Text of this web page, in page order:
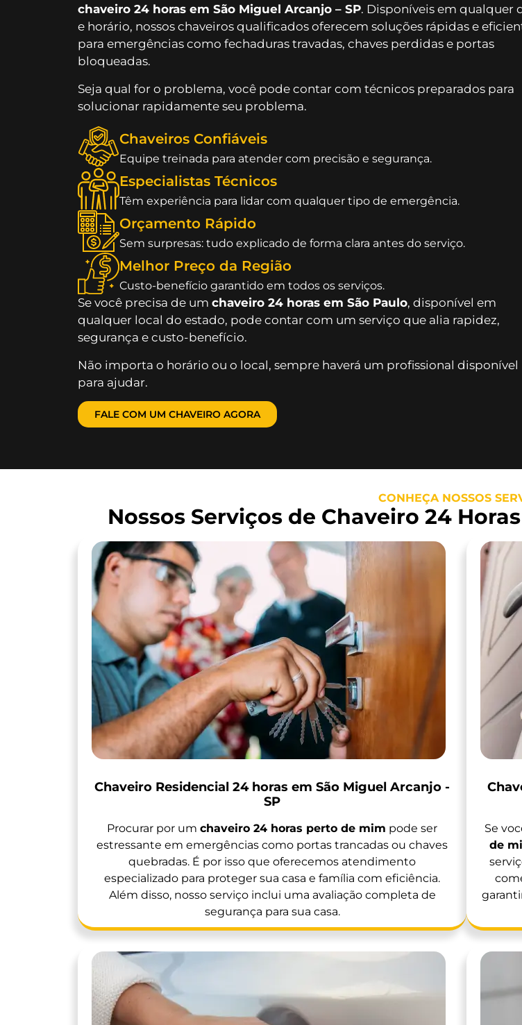
chaveiro 24 horas em São Miguel Arcanjo – SP. Disponíveis em qualquer
e horário, nossos chaveiros qualificados oferecem soluções rápidas e
para emergências como fechaduras travadas, chaves perdidas e portas
bloqueadas.
Seja qual for o problema, você pode contar com técnicos preparados para
solucionar rapidamente seu problema.
Chaveiros Confiáveis
Equipe treinada para atender com precisão e segurança.
Especialistas Técnicos
Têm experiência para lidar com qualquer tipo de emergência.
Orçamento Rápido
Sem surpresas: tudo explicado de forma clara antes do serviço.
Melhor Preço da Região
Custo-benefício garantido em todos os serviços.
Se você precisa de um chaveiro 24 horas em São Paulo, disponível em
qualquer local do estado, pode contar com um serviço que alia rapidez,
segurança e custo-benefício.
Não importa o horário ou o local, sempre haverá um profissional disponível
para ajudar.
FALE COM UM CHAVEIRO AGORA
CONHEÇA NOSSOS
Nossos Serviços de Chaveiro 24
Chaveiro Residencial 24 horas em São Miguel Arcanjo -
SP
Procurar por um chaveiro 24 horas perto de mim pode ser
estressante em emergências como portas trancadas ou chaves
quebradas. É por isso que oferecemos atendimento
especializado para proteger sua casa e família com eficiência.
Além disso, nosso serviço inclui uma avaliação completa de
segurança para sua casa.
Se
de